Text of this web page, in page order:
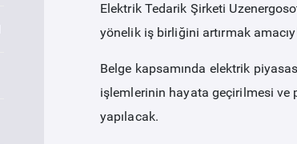
Elektrik Tedarik Şirketi
yönelik iş birliğini artırmak
Belge kapsamında elektrik
işlemlerinin hayata geçirilmesi ve
yapılacak.